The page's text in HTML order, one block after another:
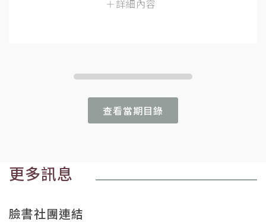
＋詳細內容
查看當期目錄
更多訊息
臉書社團連結